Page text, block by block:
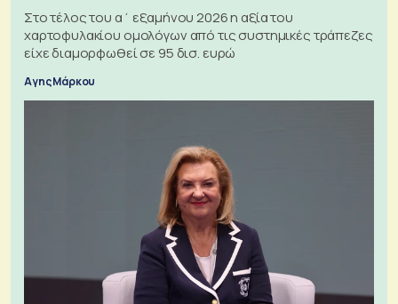
Στο τέλος του α΄ εξαμήνου 2026 η αξία του
χαρτοφυλακίου ομολόγων από τις συστημικές τράπεζες
είχε διαμορφωθεί σε 95 δισ. ευρώ
Αγης Μάρκου